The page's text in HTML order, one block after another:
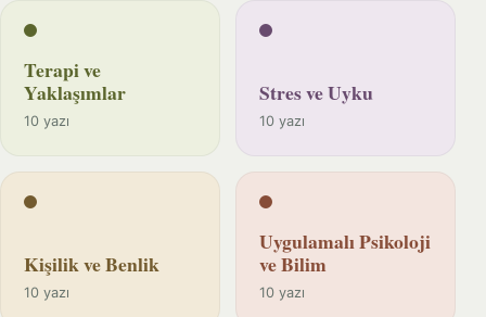
Terapi ve
Yaklaşımlar
10 yazı
Stres ve Uyku
10 yazı
Kişilik ve Benlik
10 yazı
Uygulamalı Psikoloji
ve Bilim
10 yazı